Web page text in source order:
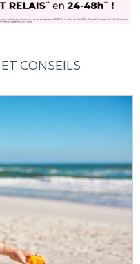
CONSEILS